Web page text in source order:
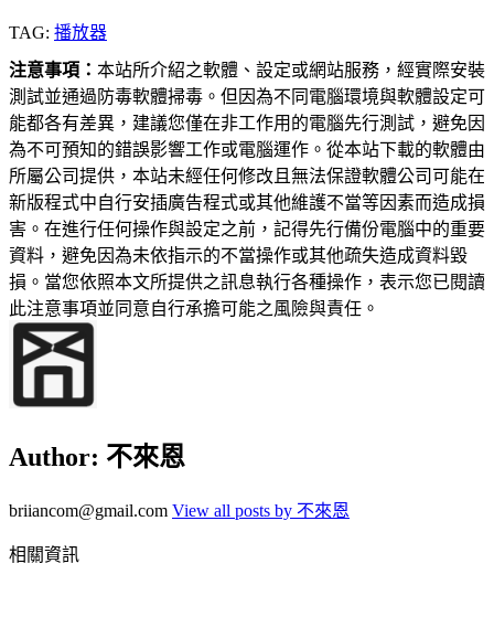
TAG: 播放器
注意事項： 本站所介紹之軟體、設定或網站服務，經實際安裝
測試並通過防毒軟體掃毒。但因為不同電腦環境與軟體設定可
能都各有差異，建議您僅在非工作用的電腦先行測試，避免因
為不可預知的錯誤影響工作或電腦運作。從本站下載的軟體由
所屬公司提供，本站未經任何修改且無法保證軟體公司可能在
新版程式中自行安插廣告程式或其他維護不當等因素而造成損
害。在進行任何操作與設定之前，記得先行備份電腦中的重要
資料，避免因為未依指示的不當操作或其他疏失造成資料毀
損。當您依照本文所提供之訊息執行各種操作，表示您已閱讀
此注意事項並同意自行承擔可能之風險與責任。
Author: 不來恩
briiancom@gmail.com View all posts by 不來恩
相關資訊